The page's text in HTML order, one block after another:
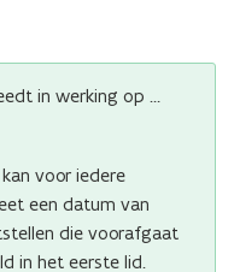
in werking op …
voor iedere
een datum van
die voorafgaat
in het eerste lid.